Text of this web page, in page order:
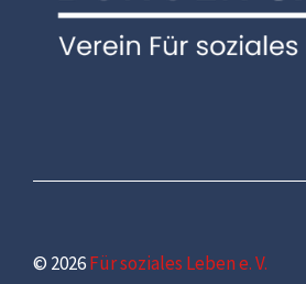
© 2026Für soziales Leben e. V.